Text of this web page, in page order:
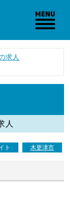
求人
人
ト 木更津市